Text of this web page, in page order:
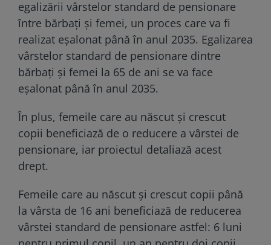
egalizării vârstelor standard de pensionare
între bărbați și femei, un proces care va fi
realizat eșalonat până în anul 2035. Egalizarea
vârstelor standard de pensionare dintre
bărbați și femei la 65 de ani se va face
eșalonat până în anul 2035.
În plus, femeile care au născut și crescut
copii beneficiază de o reducere a vârstei de
pensionare, iar proiectul detaliază acest
drept.
Femeile care au născut și crescut copii până
la vârsta de 16 ani beneficiază de reducerea
vârstei standard de pensionare astfel: 6 luni